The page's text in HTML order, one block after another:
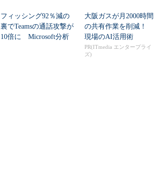
フィッシング92％減の
裏でTeamsの通話攻撃が
10倍に Microsoft分析
大阪ガスが月2000時間
の共有作業を削減！
現場のAI活用術
PR(ITmedia エンタープライ
ズ)